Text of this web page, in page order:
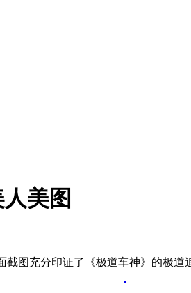
美图
截图充分印证了《极道车神》的极